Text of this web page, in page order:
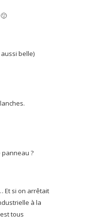
belle)
panneau ?
Et si on arrêtait
à la
tous